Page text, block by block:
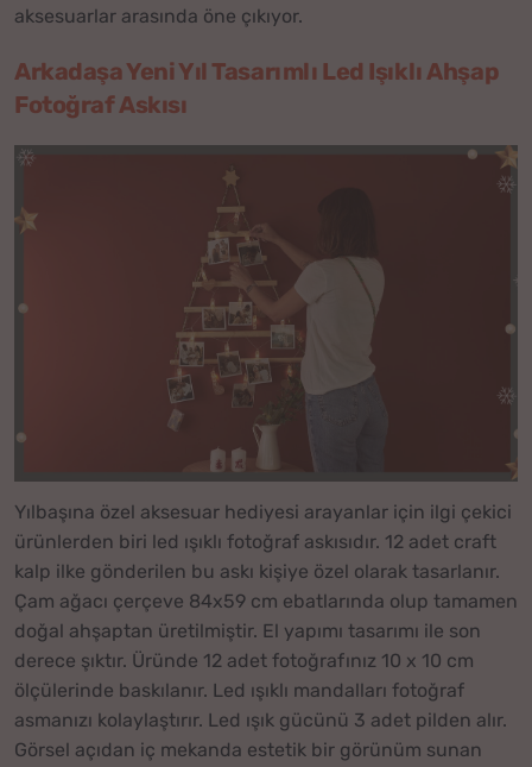
aksesuarlar arasında öne çıkıyor.
Arkadaşa Yeni Yıl Tasarımlı Led Işıklı Ahşap
Fotoğraf Askısı
Yılbaşına özel aksesuar hediyesi arayanlar için ilgi çekici
ürünlerden biri led ışıklı fotoğraf askısıdır. 12 adet craft
kalp ilke gönderilen bu askı kişiye özel olarak tasarlanır.
Çam ağacı çerçeve 84x59 cm ebatlarında olup tamamen
doğal ahşaptan üretilmiştir. El yapımı tasarımı ile son
derece şıktır. Üründe 12 adet fotoğrafınız 10 x 10 cm
ölçülerinde baskılanır. Led ışıklı mandalları fotoğraf
asmanızı kolaylaştırır. Led ışık gücünü 3 adet pilden alır.
Görsel açıdan iç mekanda estetik bir görünüm sunan